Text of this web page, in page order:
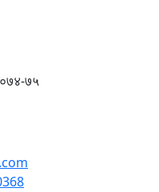
०७४-७५